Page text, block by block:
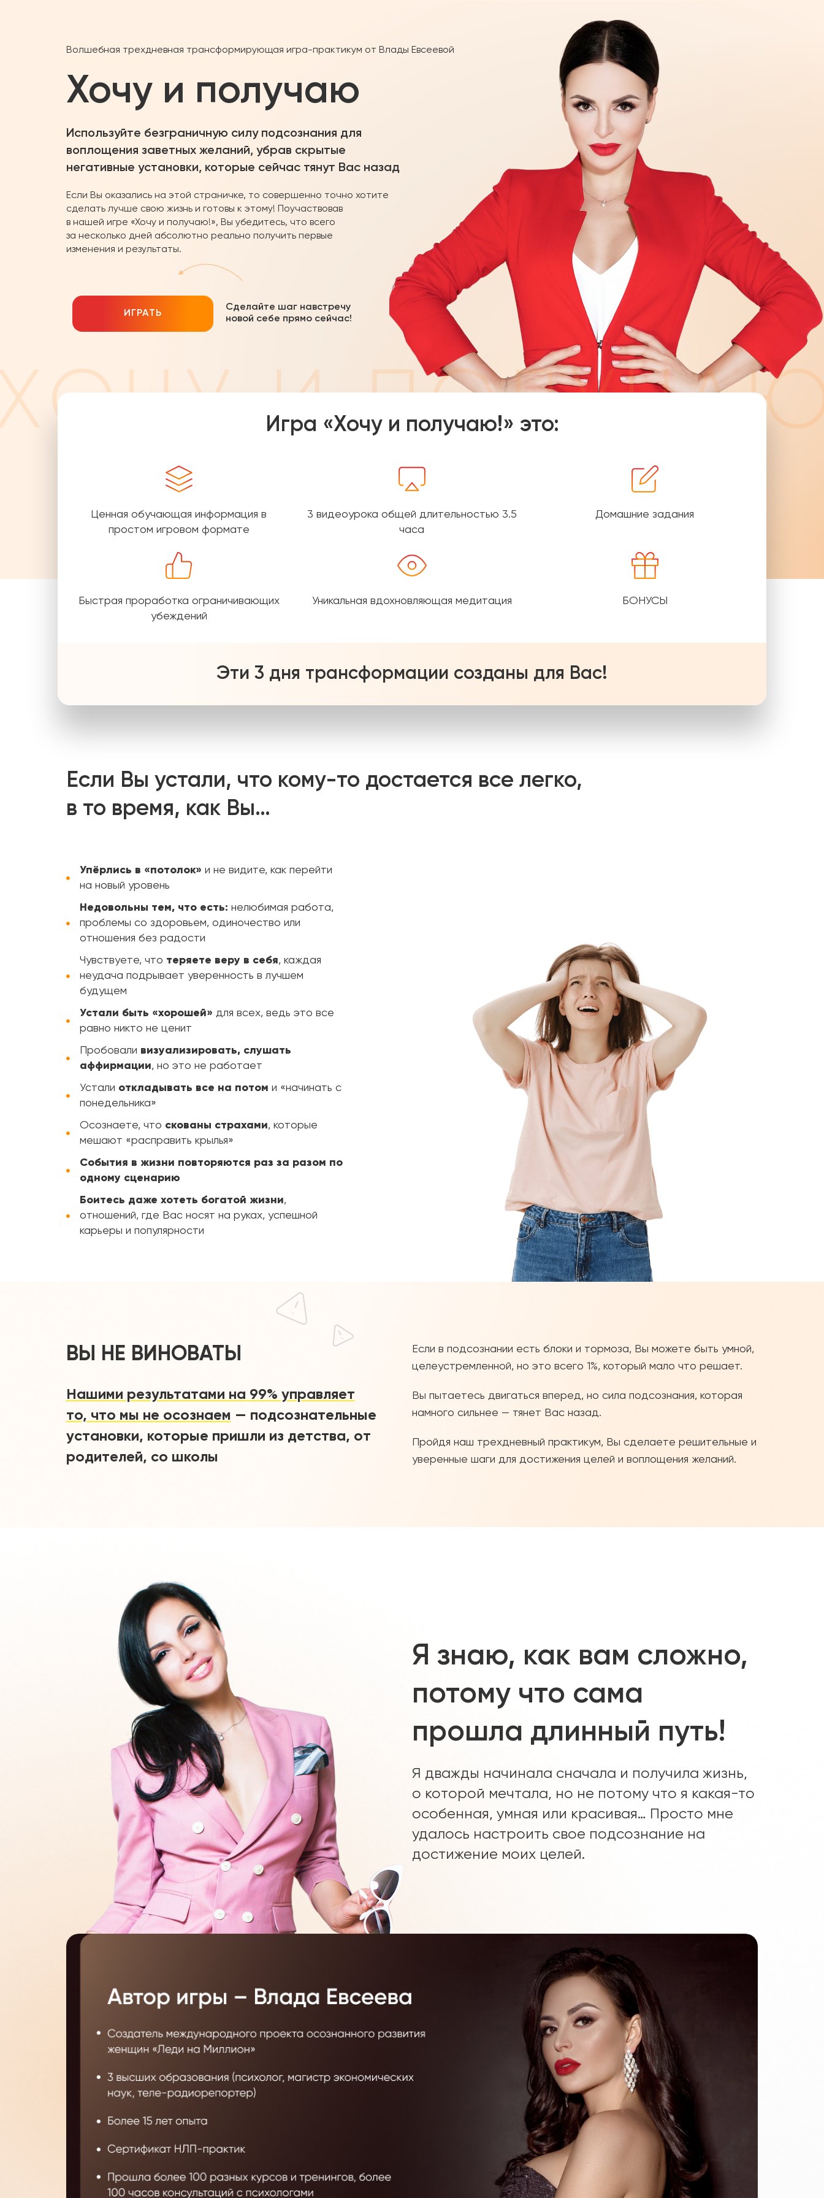
Волшебная трехдневная трансформирующая игра-практикум от Влады Евсеевой
Хочу и получаю
Используйте безграничную силу подсознания для
воплощения заветных желаний, убрав скрытые
негативные установки, которые сейчас тянут Вас назад
Если Вы оказались на этой страничке, то совершенно точно хотите
сделать лучше свою жизнь и готовы к этому! Поучаствовав
в нашей игре «Хочу и получаю!», Вы убедитесь, что всего
за несколько дней абсолютно реально получить первые
изменения и результаты.
ИГРАТЬ
Сделайте шаг навстречу
новой себе прямо сейчас!
Игра «Хочу и получаю!» это:
Ценная обучающая информация в
простом игровом формате
3 видеоурока общей длительностью 3.5
часа
Домашние задания
Быстрая проработка ограничивающих
убеждений
Уникальная вдохновляющая медитация БОНУСЫ
Эти 3 дня трансформации созданы для Вас!
Если Вы устали, что кому-то достается все легко,
в то время, как Вы…
Упёрлись в «потолок» и не видите, как перейти
на новый уровень
Недовольны тем, что есть: нелюбимая работа,
проблемы со здоровьем, одиночество или
отношения без радости
Чувствуете, что теряете веру в себя, каждая
неудача подрывает уверенность в лучшем
будущем
Устали быть «хорошей» для всех, ведь это все
равно никто не ценит
Пробовали визуализировать, слушать
аффирмации, но это не работает
Устали откладывать все на потом и «начинать с
понедельника»
Осознаете, что скованы страхами, которые
мешают «расправить крылья»
События в жизни повторяются раз за разом по
одному сценарию
Боитесь даже хотеть богатой жизни,
отношений, где Вас носят на руках, успешной
карьеры и популярности
ВЫ НЕ ВИНОВАТЫ
Нашими результатами на 99% управляет
то, что мы не осознаем — подсознательные
установки, которые пришли из детства, от
родителей, со школы
Если в подсознании есть блоки и тормоза, Вы можете быть умной,
целеустремленной, но это всего 1%, который мало что решает.
Вы пытаетесь двигаться вперед, но сила подсознания, которая
намного сильнее — тянет Вас назад.
Пройдя наш трехдневный практикум, Вы сделаете решительные и
уверенные шаги для достижения целей и воплощения желаний.
Я знаю, как вам сложно,
потому что сама
прошла длинный путь!
Я дважды начинала сначала и получила жизнь,
о которой мечтала, но не потому что я какая-то
особенная, умная или красивая… Просто мне
удалось настроить свое подсознание на
достижение моих целей.